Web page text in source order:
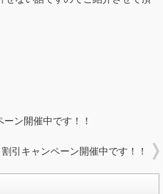
ン開催中です！！
割引キャンペーン開催中です！！